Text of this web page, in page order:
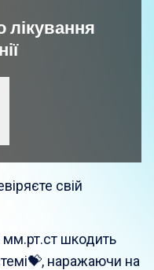
лікування
свій
шкодить
наражаючи на